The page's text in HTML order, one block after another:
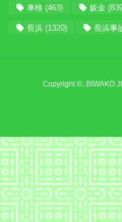
車検 (463) 鈑金
長浜 (1320) 長浜事
Copyright ©, BIWAKO